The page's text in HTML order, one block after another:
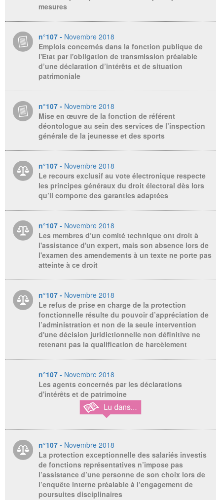
mesures
n°107 - Novembre 2018
Emplois concernés dans la fonction publique de
l'Etat par l'obligation de transmission préalable
d’une déclaration d’intérêts et de situation
patrimoniale
n°107 - Novembre 2018
Mise en œuvre de la fonction de référent
déontologue au sein des services de l’inspection
générale de la jeunesse et des sports
n°107 - Novembre 2018
Le recours exclusif au vote électronique respecte
les principes généraux du droit électoral dès lors
qu’il comporte des garanties adaptées
n°107 - Novembre 2018
Les membres d’un comité technique ont droit à
l'assistance d'un expert, mais son absence lors de
l'examen des amendements à un texte ne porte pas
atteinte à ce droit
n°107 - Novembre 2018
Le refus de prise en charge de la protection
fonctionnelle résulte du pouvoir d’appréciation de
l’administration et non de la seule intervention
d'une décision juridictionnelle non définitive ne
retenant pas la qualification de harcèlement
n°107 - Novembre 2018
Les agents concernés par les déclarations
d'intérêts et de patrimoine
n°107 - Novembre 2018
La protection exceptionnelle des salariés investis
de fonctions représentatives n’impose pas
l’assistance d’une personne de son choix lors de
l’enquête interne préalable à l’engagement de
poursuites disciplinaires